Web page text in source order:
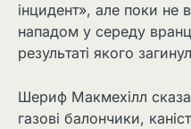
інцидент», але поки не
нападом у середу
результаті якого
Шериф Макмехілл
газові балончики,